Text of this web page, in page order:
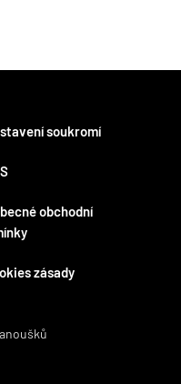
obchodní
zásady
soukromí